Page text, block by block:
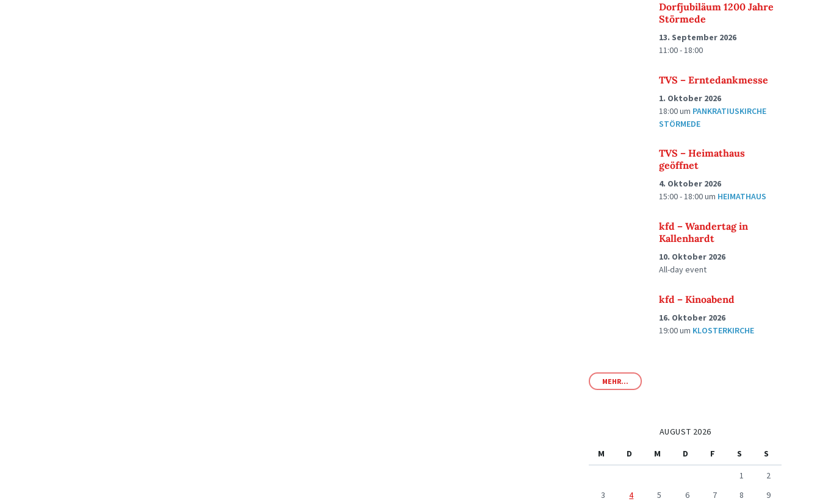
Dorfjubiläum 1200 Jahre
Störmede
13. September 2026
11:00 - 18:00
TVS – Erntedankmesse
1. Oktober 2026
18:00um PANKRATIUSKIRCHE
STÖRMEDE
TVS – Heimathaus
geöffnet
4. Oktober 2026
15:00 - 18:00um HEIMATHAUS
kfd – Wandertag in
Kallenhardt
10. Oktober 2026
All-day event
kfd – Kinoabend
16. Oktober 2026
19:00um KLOSTERKIRCHE
MEHR...
AUGUST 2026
M
D M D F S
S
1
2
3
4 5 6 7 8
9